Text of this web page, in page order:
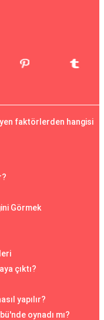
faktörlerden hangisi
Görmek
çıktı?
yapılır?
oynadı mı?